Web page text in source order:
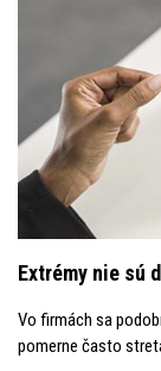
Extrémy nie sú
Vo firmách sa
pomerne často